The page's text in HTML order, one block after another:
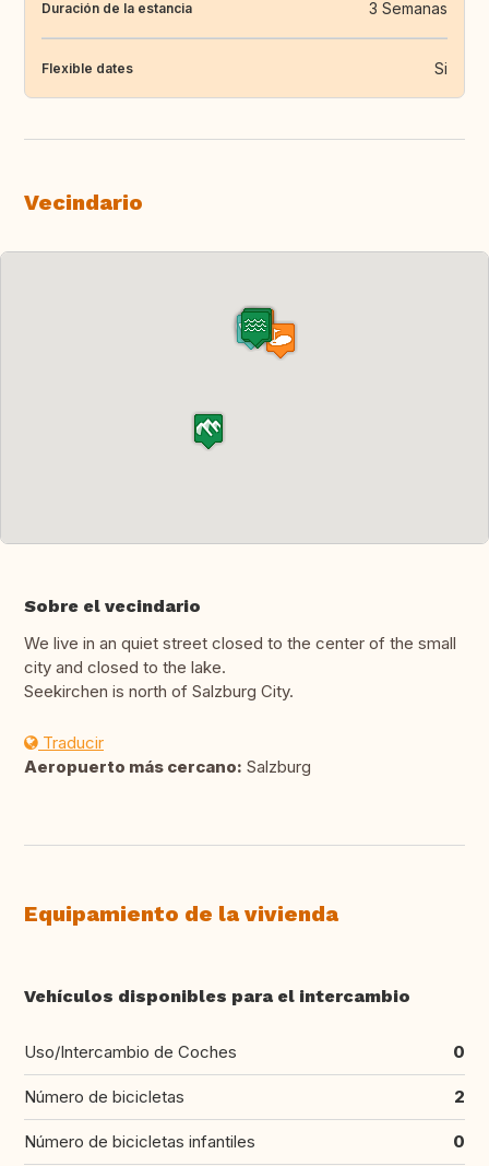
Duración de la estancia 3 Semanas
Flexible dates Si
Vecindario
Sobre el vecindario
We live in an quiet street closed to the center of the small
city and closed to the lake.
Seekirchen is north of Salzburg City.
Traducir
Aeropuerto más cercano: Salzburg
Equipamiento de la vivienda
Vehículos disponibles para el intercambio
Uso/Intercambio de Coches 0
Número de bicicletas 2
Número de bicicletas infantiles 0